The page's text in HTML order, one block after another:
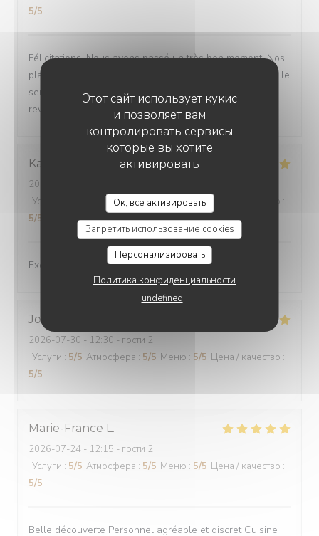
Этот сайт использует кукис
и позволяет вам
контролировать сервисы
которые вы хотите
активировать
Ок, все активировать
Запретить использование cookies
Персонализировать
Политика конфиденциальности
undefined
5/5
Félicitations. Nous avons passé un très bon moment. Nos
plats étaient délicieux. Rien à redire en ce qui concerne le
service. Tout était parfait. Nous allons être obligés de
revenir🤣
Karen
2026-07-24
Услуги
Атмосфера:5/5 Меню: 5/5 Цена / качество :
5/5
Excellent experience!
Jocelyne
2026-07-30 - 12:30 - гости 2
Услуги : 5/5 Атмосфера : 5/5 Меню : 5/5 Цена / качество :
5/5
Marie-France L
2026-07-24 - 12:15 - гости 2
Услуги : 5/5 Атмосфера : 5/5 Меню : 5/5 Цена / качество :
5/5
Belle découverte Personnel agréable et discret Cuisine